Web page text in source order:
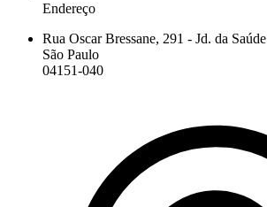
Endereço
Rua Oscar Bressane, 291 - Jd. da Saúde
São Paulo
04151-040